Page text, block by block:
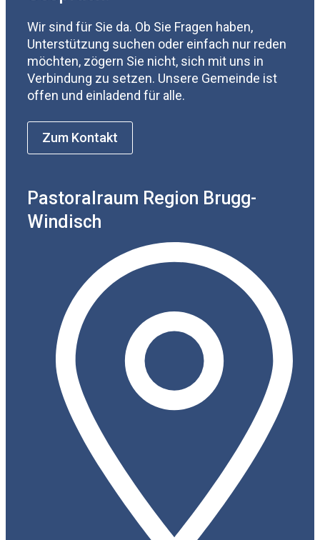
Wir sind für Sie da. Ob Sie Fragen haben,
Unterstützung suchen oder einfach nur reden
möchten, zögern Sie nicht, sich mit uns in
Verbindung zu setzen. Unsere Gemeinde ist
offen und einladend für alle.
Zum Kontakt
Pastoralraum Region Brugg-
Windisch